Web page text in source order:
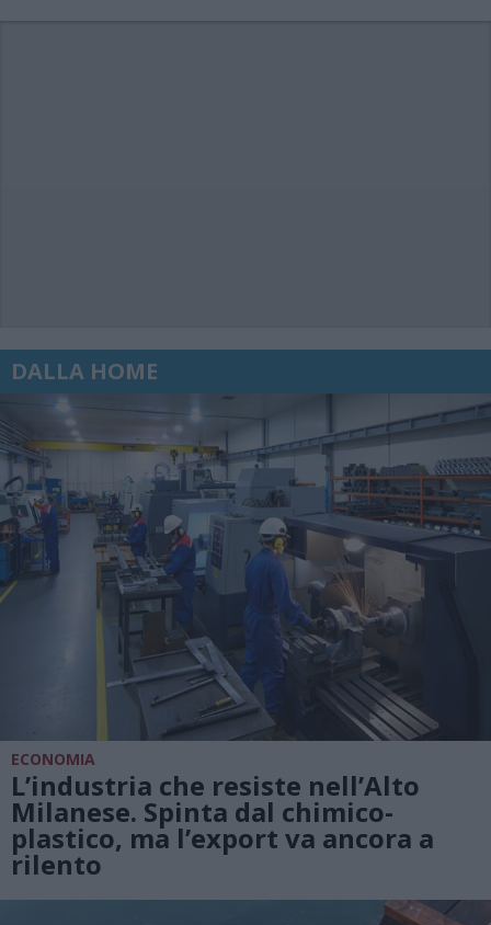
DALLA HOME
ECONOMIA
L’industria che resiste nell’Alto
Milanese. Spinta dal chimico-
plastico, ma l’export va ancora a
rilento